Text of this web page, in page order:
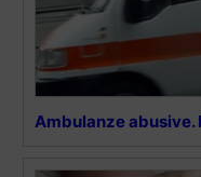
Ambulanze abusive.